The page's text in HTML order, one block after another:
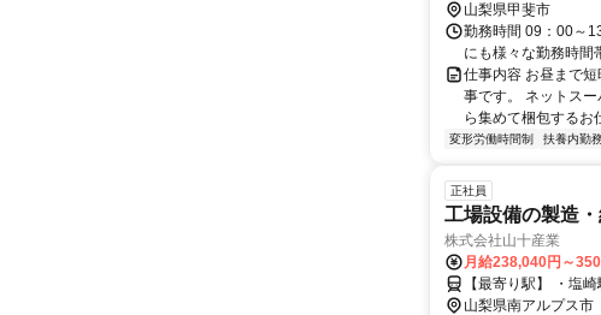
山梨県甲斐市
勤務時間 09：00～
にも様々な勤務時間
仕事内容 お昼まで
事です。 ネットス
ら集めて梱包するお
変形労働時間制 扶養内勤
正社員
工場設備の製造
株式会社山十産業
月給238,040円～
【最寄り駅】 ・塩
山梨県南アルプス市